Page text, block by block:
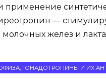
—
желез и
ГОНАДОТРОПИНЫ И ИХ